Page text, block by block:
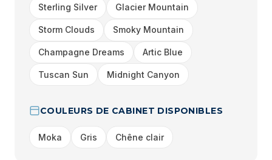
Sterling Silver Glacier Mountain
Storm Clouds Smoky Mountain
Champagne Dreams Artic Blue
Tuscan Sun Midnight Canyon
COULEURS DE CABINET DISPONIBLES
Moka Gris Chêne clair